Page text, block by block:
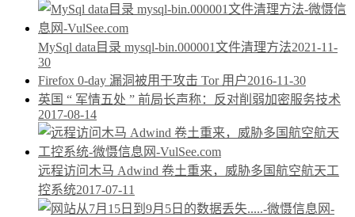
MySql data目录 mysql-bin.000001文件清理方法2021-11-
30
Firefox 0-day 漏洞被用于攻击 Tor 用户2016-11-30
英国 “ 军情五处 ” 前局长声称：反对削弱加密服务技术
2017-08-14
远程访问木马 Adwind 卷土重来，威胁多国航空航天工
控系统2017-07-11